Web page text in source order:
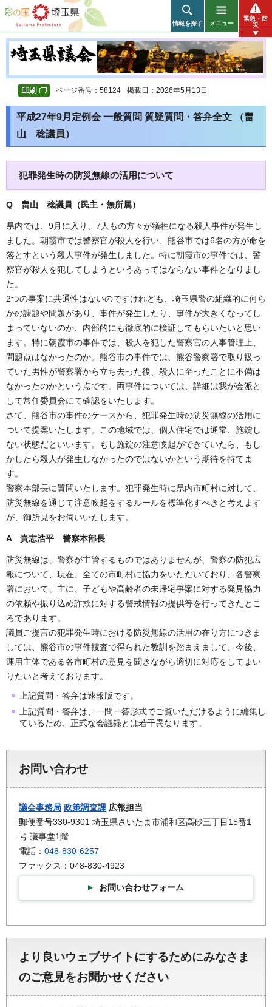
彩の国 埼玉県
情報を探す メニュー
緊急・防
災
ページ番号：58124 掲載日：2026年5月13日
平成27年9月定例会 一般質問 質疑質問・答弁全文 （畠
山 稔議員）
犯罪発生時の防災無線の活用について
Q 畠山 稔議員（民主・無所属）
県内では、9月に入り、7人もの方々が犠牲になる殺人事件が発生し
ました。朝霞市では警察官が殺人を行い、熊谷市では6名の方が命を
落とすという殺人事件が発生しました。特に朝霞市の事件では、警
察官が殺人を犯してしまうというあってはならない事件となりまし
た。
2つの事案に共通性はないのですけれども、埼玉県警の組織的に何ら
かの課題や問題があり、事件が発生したり、事件が大きくなってし
まっていないのか、内部的にも徹底的に検証してもらいたいと思い
ます。特に朝霞市の事件では、殺人を犯した警察官の人事管理上、
問題点はなかったのか。熊谷市の事件では、熊谷警察署で取り扱っ
ていた男性が警察署から立ち去った後、殺人に至ったことに不備は
なかったのかという点です。両事件については、詳細は我が会派と
して常任委員会にて確認をいたします。
さて、熊谷市の事件のケースから、犯罪発生時の防災無線の活用に
ついて提案いたします。この地域では、個人住宅では通常、施錠し
ない状態だといいます。もし施錠の注意喚起ができていたら、もし
かしたら殺人が発生しなかったのではないかという期待を持てま
す。
警察本部長に質問いたします。犯罪発生時に県内市町村に対して、
防災無線を通じて注意喚起をするルールを標準化すべきと考えます
が、御所見をお伺いいたします。
A 貴志浩平 警察本部長
防災無線は、警察が主管するものではありませんが、警察の防犯広
報について、現在、全ての市町村に協力をいただいており、各警察
署において、主に、子どもや高齢者の未帰宅事案に対する発見協力
の依頼や振り込め詐欺に対する警戒情報の提供等を行ってきたとこ
ろであります。
議員ご提言の犯罪発生時における防災無線の活用の在り方につきま
しては、熊谷市の事件捜査で得られた教訓を踏まえまして、今後、
運用主体である各市町村の意見を聞きながら適切に対応をしてまい
りたいと考えております。
上記質問・答弁は速報版です。
上記質問・答弁は、一問一答形式でご覧いただけるように編集し
ているため、正式な会議録とは若干異なります。
お問い合わせ
議会事務局 政策調査課 広報担当
郵便番号330-9301 埼玉県さいたま市浦和区高砂三丁目15番1
号 議事堂1階
電話： 048-830-6257
ファックス：048-830-4923
お問い合わせフォーム
より良いウェブサイトにするためにみなさま
のご意見をお聞かせください